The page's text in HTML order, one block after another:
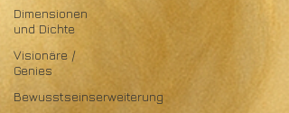
Dimensionen
und Dichte
Visionäre /
Genies
Bewusstseinserweiterung